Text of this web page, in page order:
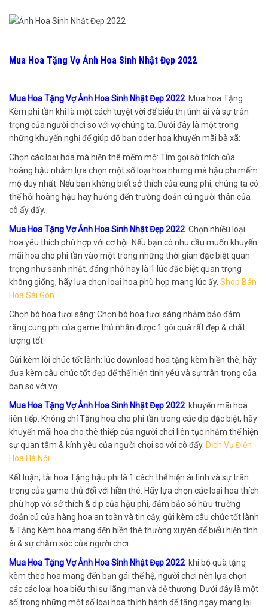
Mua Hoa Tặng Vợ Ảnh Hoa Sinh Nhật Đẹp 2022
Mua Hoa Tặng Vợ Ảnh Hoa Sinh Nhật Đẹp 2022 Mua hoa Tặng
Kèm phi tần khi là một cách tuyệt vời để biểu thị tình ái và sự trân
trọng của người chơi so với vợ chúng ta. Dưới đây là một trong
những khuyến nghị để giúp đỡ bạn oder hoa khuyến mãi bà xã:
Chọn các loại hoa mà hiền thê mếm mộ: Tìm gọi sở thích của
hoàng hậu nhằm lựa chọn một số loại hoa nhưng mà hậu phi mếm
mộ duy nhất. Nếu bạn không biết sở thích của cung phi, chúng ta có
thể hỏi hoàng hậu hay hướng đến trường đoản cú người thân của
cô ấy đấy.
Mua Hoa Tặng Vợ Ảnh Hoa Sinh Nhật Đẹp 2022 Chọn nhiều loại
hoa yêu thích phù hợp với cơ hội: Nếu bạn có nhu cầu muốn khuyến
mãi hoa cho phi tần vào một trong những thời gian đặc biệt quan
trọng như sanh nhật, đáng nhớ hay là 1 lúc đặc biệt quan trọng
không giống, hãy lựa chọn loại hoa phù hợp mang lúc ấy. Shop Bán
Hoa Sài Gòn
Chọn bó hoa tươi sáng: Chọn bó hoa tươi sáng nhằm bảo đảm
rằng cung phi của game thủ nhận được 1 gói quà rất đẹp & chất
lượng tốt.
Gửi kèm lời chúc tốt lành: lúc download hoa tặng kèm hiền thê, hãy
đưa kèm câu chúc tốt đẹp để thể hiện tình yêu và sự trân trọng của
bạn so với vợ.
Mua Hoa Tặng Vợ Ảnh Hoa Sinh Nhật Đẹp 2022 khuyến mãi hoa
liên tiếp: Không chỉ Tặng hoa cho phi tần trong các dịp đặc biệt, hãy
khuyến mãi hoa cho thê thiếp của người chơi liên tục nhằm thể hiện
sự quan tâm & kính yêu của người chơi so với cô đấy. Dịch Vụ Điện
Hoa Hà Nội
Kết luận, tải hoa Tặng hậu phi là 1 cách thể hiện ái tình và sự trân
trọng của game thủ đối với hiền thê. Hãy lựa chọn các loại hoa thích
phù hợp với sở thích & dịp của hậu phi, đảm bảo sở hữu trường
đoản cú cửa hàng hoa an toàn và tin cậy, gửi kèm câu chúc tốt lành
& Tặng Kèm hoa mang đến hiền thê thường xuyên để biểu hiện tình
ái & sự chăm sóc của người chơi.
Mua Hoa Tặng Vợ Ảnh Hoa Sinh Nhật Đẹp 2022 khi bộ quà tặng
kèm theo hoa mang đến bạn gái thế hệ, người chơi nên lựa chọn
các các loại hoa biểu thị sự lãng mạn và dễ thương. Dưới đây là một
số trong những một số loại hoa thịnh hành để tặng ngay mang lại